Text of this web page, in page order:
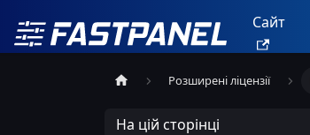
Сайт
Розширені ліцензії
На цій сторінці